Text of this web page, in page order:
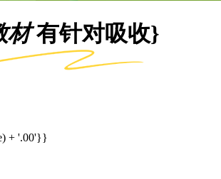
材有针对吸收}
+ '.00'}}